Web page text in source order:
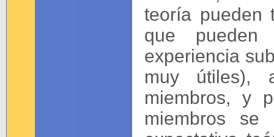
teoría pueden
que
experiencia
muy útiles),
miembros, y
miembros